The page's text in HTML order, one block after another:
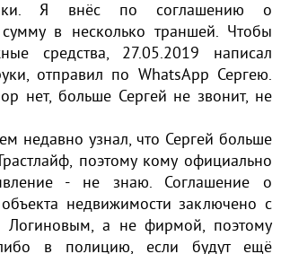
Я внёс по соглашению о
в несколько траншей. Чтобы
средства, 27.05.2019 написал
отправил по WhatsApp Сергею.
нет, больше Сергей не звонит, не
недавно узнал, что Сергей больше
поэтому кому официально
- не знаю. Соглашение о
недвижимости заключено с
Логиновым, а не фирмой, поэтому
в полицию, если будут ещё